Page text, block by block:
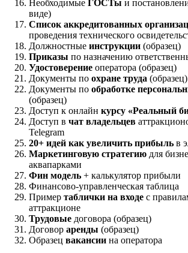
Необходимые ГОСТы и
виде)
Список аккредитованных
проведения технического
Должностные инструкции (образец)
Приказы по назначению
Удостоверение оператора (образец)
Документы по охране труда (образец)
Документы по обработке
(образец)
Доступ к онлайн курсу «Реальный
Доступ в чат владельцев
Telegram
20+ идей как увеличить прибыль в
Маркетинговую стратегию для
аквапарками
Фин модель + калькулятор прибыли
Финансово-управленческая таблица
Пример таблички на входе с
аттракционе
Трудовые договора (образец)
Договор аренды (образец)
Образец вакансии на оператора